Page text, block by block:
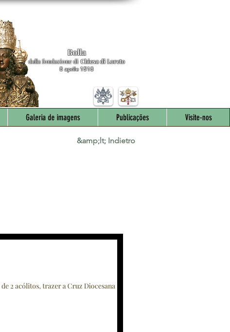
Bolla
dalla fondazione di Chiesa di Loreto
8 aprile 1518
Galeria de imagens Publicações Visite-nos
&amp;lt; Indietro
2 acólitos, trazer a Cruz Diocesana